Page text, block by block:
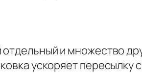
и множество
ускоряет